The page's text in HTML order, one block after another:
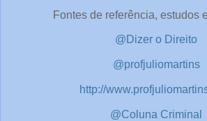
Fontes de referência, estudos
@Dizer o Direito
@profjuliomartins
http://
@Coluna Criminal